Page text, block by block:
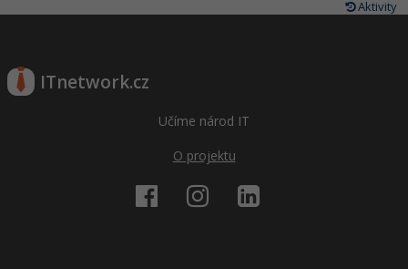
Aktivity
ITnetwork.cz
Učíme národ IT
O projektu